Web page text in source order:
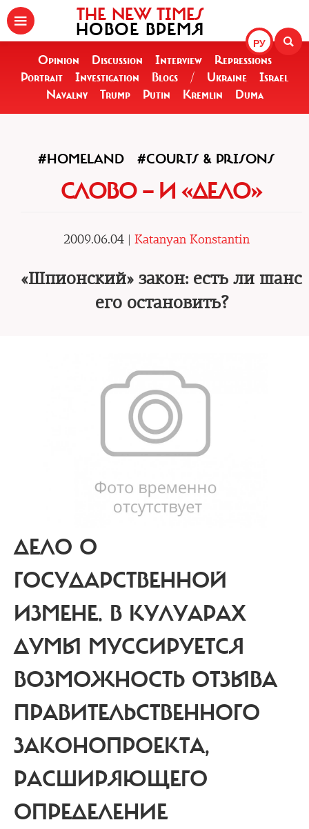
РУ
THE NEW TIMES
НОВОЕ ВРЕМЯ
Opinion Discussion Interview
Repressions
Portrait
Investigation Blogs / Ukraine
Israel
Navalny
Trump Putin Kremlin Duma
#HOMELAND #COURTS & PRISONS
СЛОВО — И «ДЕЛО»
2009.06.04 | Katanyan Konstantin
«Шпионский» закон: есть ли шанс
его остановить?
ДЕЛО О
ГОСУДАРСТВЕННОЙ
ИЗМЕНЕ. В КУЛУАРАХ
ДУМЫ МУССИРУЕТСЯ
ВОЗМОЖНОСТЬ ОТЗЫВА
ПРАВИТЕЛЬСТВЕННОГО
ЗАКОНОПРОЕКТА,
РАСШИРЯЮЩЕГО
ОПРЕДЕЛЕНИЕ